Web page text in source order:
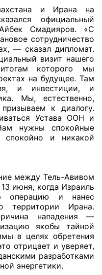
и Ирана на
официальный
Смадияров. «С
сотрудничество
— сказал дипломат.
визит нашего
которого мы
на будущее. Там
и инвестиции, и
Мы, естественно,
к диалогу.
Устава ООН и
нужны спокойные
и никакой
между Тель-Авивом
июня, когда Израиль
операцию и нанес
территории Ирана.
нападения —
якобы тайной
в целях обретения
отрицает и уверяет,
разработками
энергетики.